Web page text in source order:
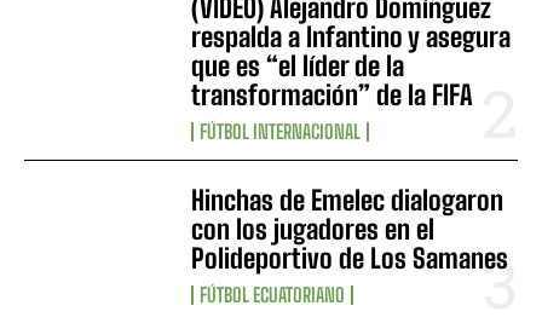
(VIDEO) Alejandro Domínguez
respalda a Infantino y asegura
que es “el líder de la
transformación” de la FIFA
FÚTBOL INTERNACIONAL
Hinchas de Emelec dialogaron
con los jugadores en el
Polideportivo de Los Samanes
FÚTBOL ECUATORIANO